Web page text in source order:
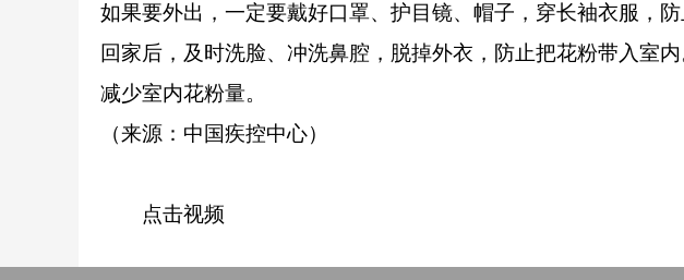
如果要外出，一定要戴好口罩、护目镜、帽子，穿长袖衣服，
回家后，及时洗脸、冲洗鼻腔，脱掉外衣，防止把花粉带入室
减少室内花粉量。
（来源：中国疾控中心）
点击视频